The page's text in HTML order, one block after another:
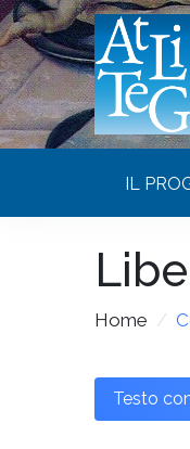
IL
Home
Testo